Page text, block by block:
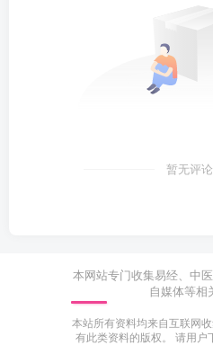
暂无评
本网站专门收集易经、中
自媒体等相
本站所有资料均来自互联网
有此类资料的版权。 请用户